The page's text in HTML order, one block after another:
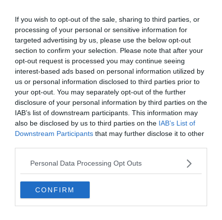
If you wish to opt-out of the sale, sharing to third parties, or
processing of your personal or sensitive information for
targeted advertising by us, please use the below opt-out
section to confirm your selection. Please note that after your
opt-out request is processed you may continue seeing
interest-based ads based on personal information utilized by
us or personal information disclosed to third parties prior to
your opt-out. You may separately opt-out of the further
disclosure of your personal information by third parties on the
IAB’s list of downstream participants. This information may
also be disclosed by us to third parties on the IAB’s List of
Downstream Participants that may further disclose it to other
Personal Data Processing Opt Outs
CONFIRM
Készen állsz?